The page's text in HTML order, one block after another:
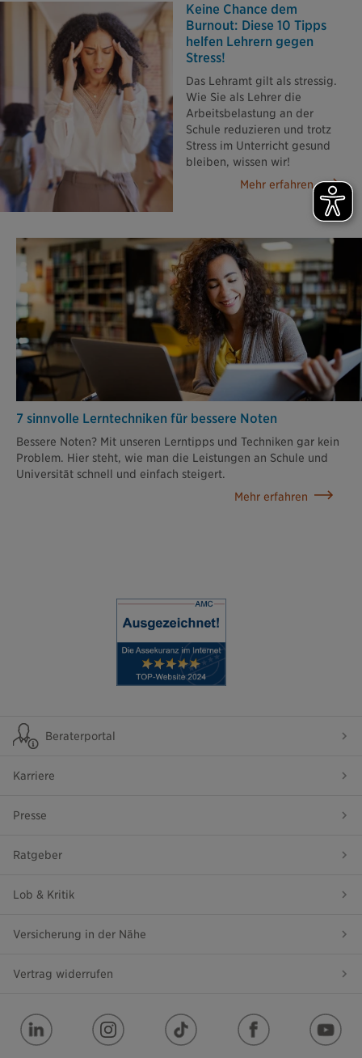
Keine Chance dem
Burnout: Diese 10 Tipps
helfen Lehrern gegen
Stress!
Das Lehramt gilt als stressig.
Wie Sie als Lehrer die
Arbeitsbelastung an der
Schule reduzieren und trotz
Stress im Unterricht gesund
bleiben, wissen wir!
Mehr erfahren
7 sinnvolle Lerntechniken für bessere Noten
Bessere Noten? Mit unseren Lerntipps und Techniken gar kein
Problem. Hier steht, wie man die Leistungen an Schule und
Universität schnell und einfach steigert.
Mehr erfahren
Beraterportal
Karriere
Presse
Ratgeber
Lob & Kritik
Versicherung in der Nähe
Vertrag widerrufen